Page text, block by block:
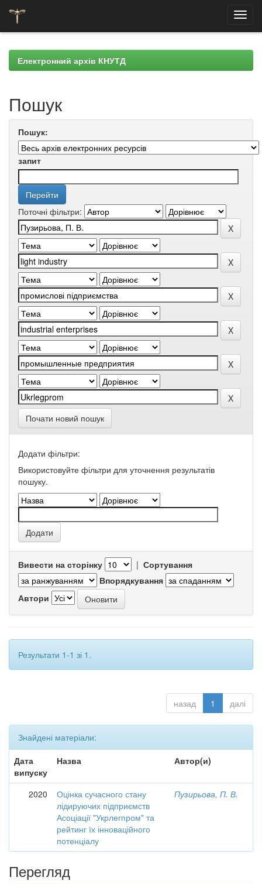
navigationЕлектронний архів КНУТД
Пошук
Пошук:
запит
Поточні фільтри:
Почати новий пошук
Додати фільтри:
Використовуйте фільтри для уточнення результатів
пошуку.
Вивести на сторінку | Сортування
Впорядкування
Автори
Результати 1-1 зі 1.
назад 1 далі
Знайдені матеріали:
Дата
випуску
Назва Автор(и)
2020
Оцінка сучасного стану
лідируючих підприємств
Асоціації "Укрлегпром" та
рейтинг їх інноваційного
потенціалу
Пузирьова, П. В.
Перегляд